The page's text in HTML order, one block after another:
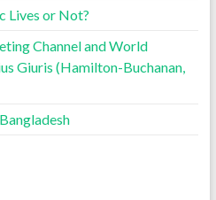
Lives or Not?
Channel and World
Giuris (Hamilton-Buchanan,